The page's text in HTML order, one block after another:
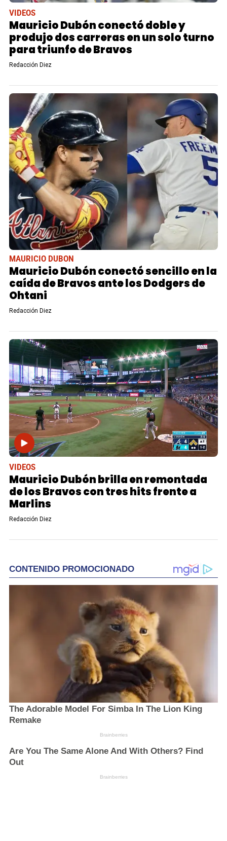
VIDEOS
Mauricio Dubón conectó doble y
produjo dos carreras en un solo turno
para triunfo de Bravos
Redacción Diez
MAURICIO DUBON
Mauricio Dubón conectó sencillo en la
caída de Bravos ante los Dodgers de
Ohtani
Redacción Diez
VIDEOS
Mauricio Dubón brilla en remontada
de los Bravos con tres hits frente a
Marlins
Redacción Diez